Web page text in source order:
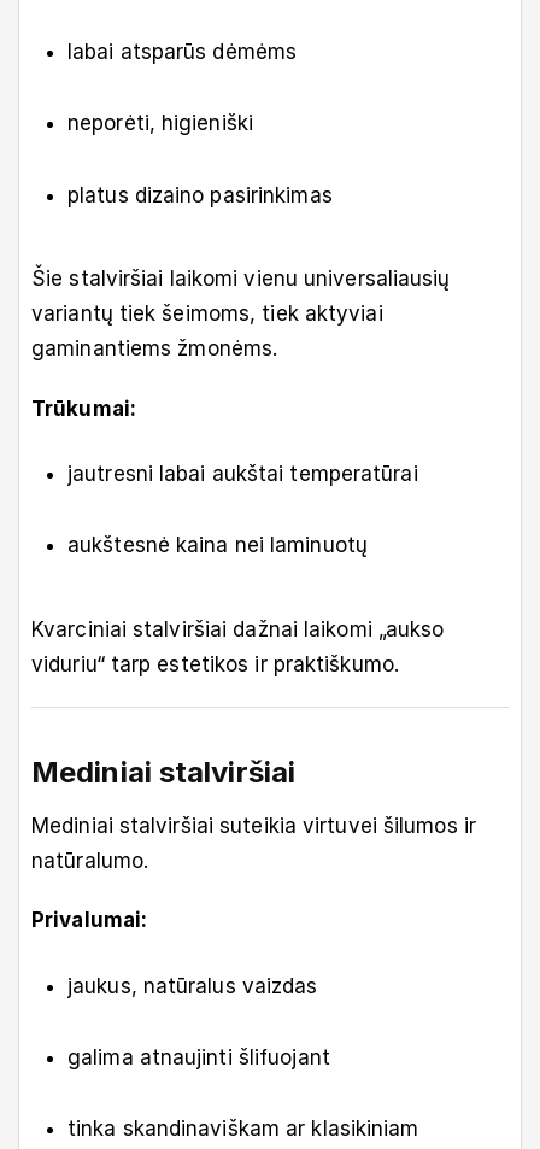
labai atsparūs dėmėms
neporėti, higieniški
platus dizaino pasirinkimas
Šie stalviršiai laikomi vienu universaliausių
variantų tiek šeimoms, tiek aktyviai
gaminantiems žmonėms.
Trūkumai:
jautresni labai aukštai temperatūrai
aukštesnė kaina nei laminuotų
Kvarciniai stalviršiai dažnai laikomi „aukso
viduriu“ tarp estetikos ir praktiškumo.
Mediniai stalviršiai
Mediniai stalviršiai suteikia virtuvei šilumos ir
natūralumo.
Privalumai:
jaukus, natūralus vaizdas
galima atnaujinti šlifuojant
tinka skandinaviškam ar klasikiniam